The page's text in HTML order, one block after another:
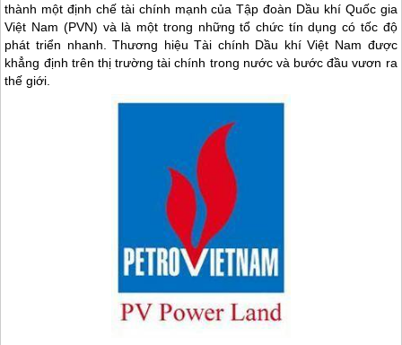
thành một định chế tài chính mạnh của Tập đoàn Dầu khí Quốc gia
Việt Nam (PVN) và là một trong những tổ chức tín dụng có tốc độ
phát triển nhanh. Thương hiệu Tài chính Dầu khí Việt Nam được
khẳng định trên thị trường tài chính trong nước và bước đầu vươn ra
thế giới.